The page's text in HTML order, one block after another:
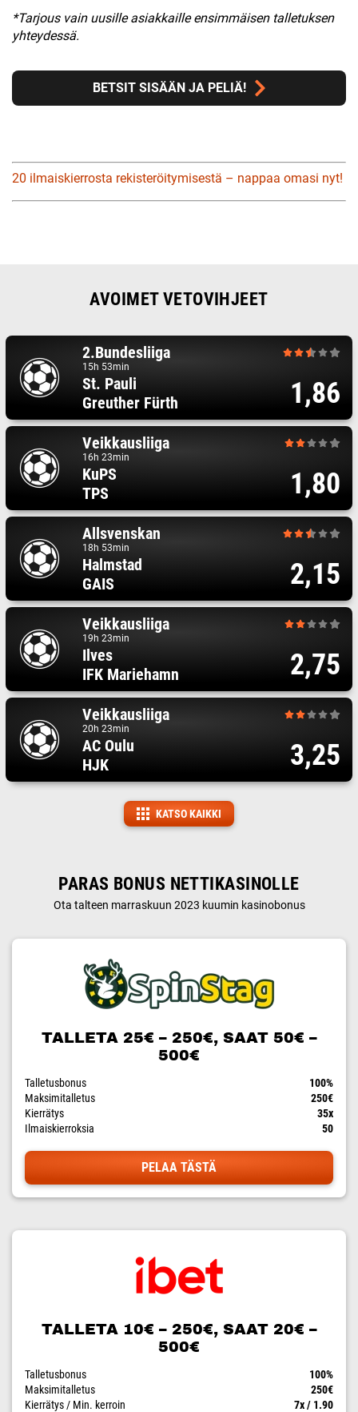
*Tarjous vain uusille asiakkaille ensimmäisen talletuksen
yhteydessä.
BETSIT SISÄÄN JA PELIÄ!
20 ilmaiskierrosta rekisteröitymisestä – nappaa omasi nyt!
AVOIMET VETOVIHJEET
2.Bundesliiga
15h 53min
St. Pauli
Greuther Fürth
1,86
Veikkausliiga
16h 23min
KuPS
TPS
1,80
Allsvenskan
18h 53min
Halmstad
GAIS
2,15
Veikkausliiga
19h 23min
Ilves
IFK Mariehamn
2,75
Veikkausliiga
20h 23min
AC Oulu
HJK
3,25
KATSO KAIKKI
PARAS BONUS NETTIKASINOLLE
Ota talteen marraskuun 2023 kuumin kasinobonus
TALLETA 25€ – 250€, SAAT 50€ –
500€
Talletusbonus
100%
Maksimitalletus
250€
Kierrätys
35x
Ilmaiskierroksia
50
PELAA TÄSTÄ
TALLETA 10€ – 250€, SAAT 20€ –
500€
Talletusbonus
100%
Maksimitalletus
250€
Kierrätys / Min. kerroin
7x / 1.90